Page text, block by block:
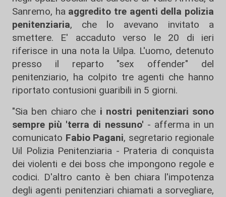
Sanremo, ha aggredito tre agenti della polizia
penitenziaria, che lo avevano invitato a
smettere. E' accaduto verso le 20 di ieri
riferisce in una nota la Uilpa. L'uomo, detenuto
presso il reparto "sex offender" del
penitenziario, ha colpito tre agenti che hanno
riportato contusioni guaribili in 5 giorni.
"Sia ben chiaro che i nostri penitenziari sono
sempre più 'terra di nessuno' - afferma in un
comunicato Fabio Pagani, segretario regionale
Uil Polizia Penitenziaria - Prateria di conquista
dei violenti e dei boss che impongono regole e
codici. D'altro canto è ben chiara l'impotenza
degli agenti penitenziari chiamati a sorvegliare,